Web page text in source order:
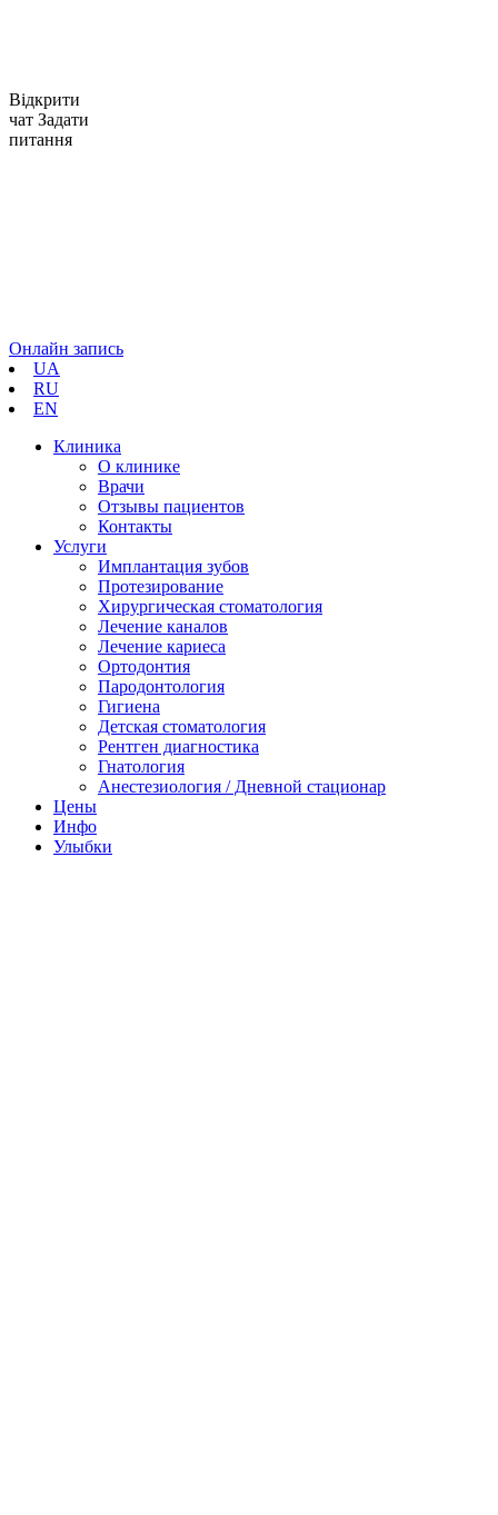
Відкрити
чат Задати
питання
Онлайн запись
UA
RU
EN
Клиника
О клинике
Врачи
Отзывы пациентов
Контакты
Услуги
Имплантация зубов
Протезирование
Хирургическая стоматология
Лечение каналов
Лечение кариеса
Ортодонтия
Пародонтология
Гигиена
Детская стоматология
Рентген диагностика
Гнатология
Анестезиология / Дневной стационар
Цены
Инфо
Улыбки